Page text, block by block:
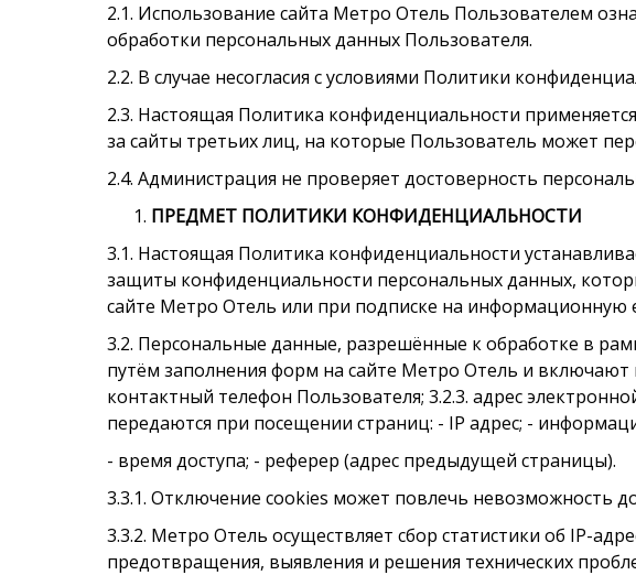
2.1. Использование сайта Метро Отель Пользователем
обработки персональных данных Пользователя.
2.2. В случае несогласия с условиями Политики
2.3. Настоящая Политика конфиденциальности
за сайты третьих лиц, на которые Пользователь может
2.4. Администрация не проверяет достоверность
ПРЕДМЕТ ПОЛИТИКИ КОНФИДЕНЦИАЛЬНОСТИ
3.1. Настоящая Политика конфиденциальности
защиты конфиденциальности персональных данных,
сайте Метро Отель или при подписке на информационную
3.2. Персональные данные, разрешённые к обработке в
путём заполнения форм на сайте Метро Отель и
контактный телефон Пользователя; 3.2.3. адрес
передаются при посещении страниц: - IP адрес; -
- время доступа; - реферер (адрес предыдущей страницы).
3.3.1. Отключение cookies может повлечь невозможность
3.3.2. Метро Отель осуществляет сбор статистики об IP-
предотвращения, выявления и решения технических